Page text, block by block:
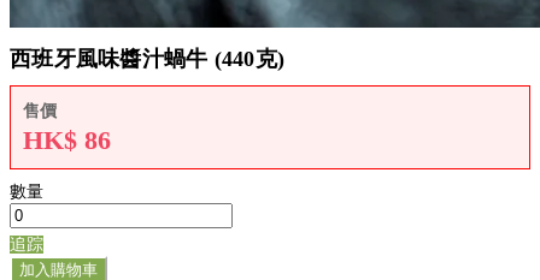
西班牙風味醬汁蝸牛 (440克)
售價
HK$ 86
數量
追踪
加入購物車